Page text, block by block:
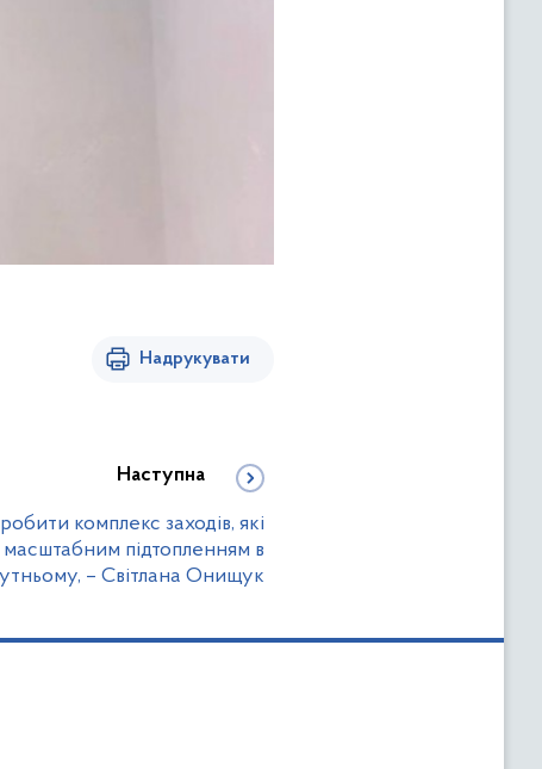
Надрукувати
Наступна
комплекс заходів, які
підтопленням в
– Світлана Онищук